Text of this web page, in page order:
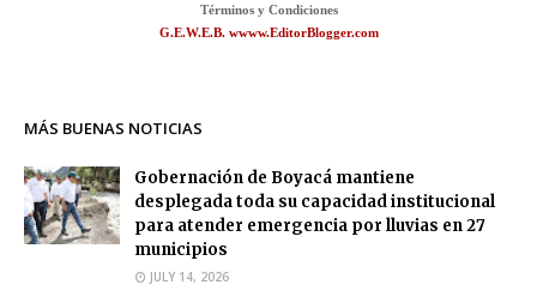
Términos y Condiciones
G.E.W.E.B. wwww.EditorBlogger.com
MÁS BUENAS NOTICIAS
Gobernación de Boyacá mantiene
desplegada toda su capacidad institucional
para atender emergencia por lluvias en 27
municipios
JULY 14, 2026